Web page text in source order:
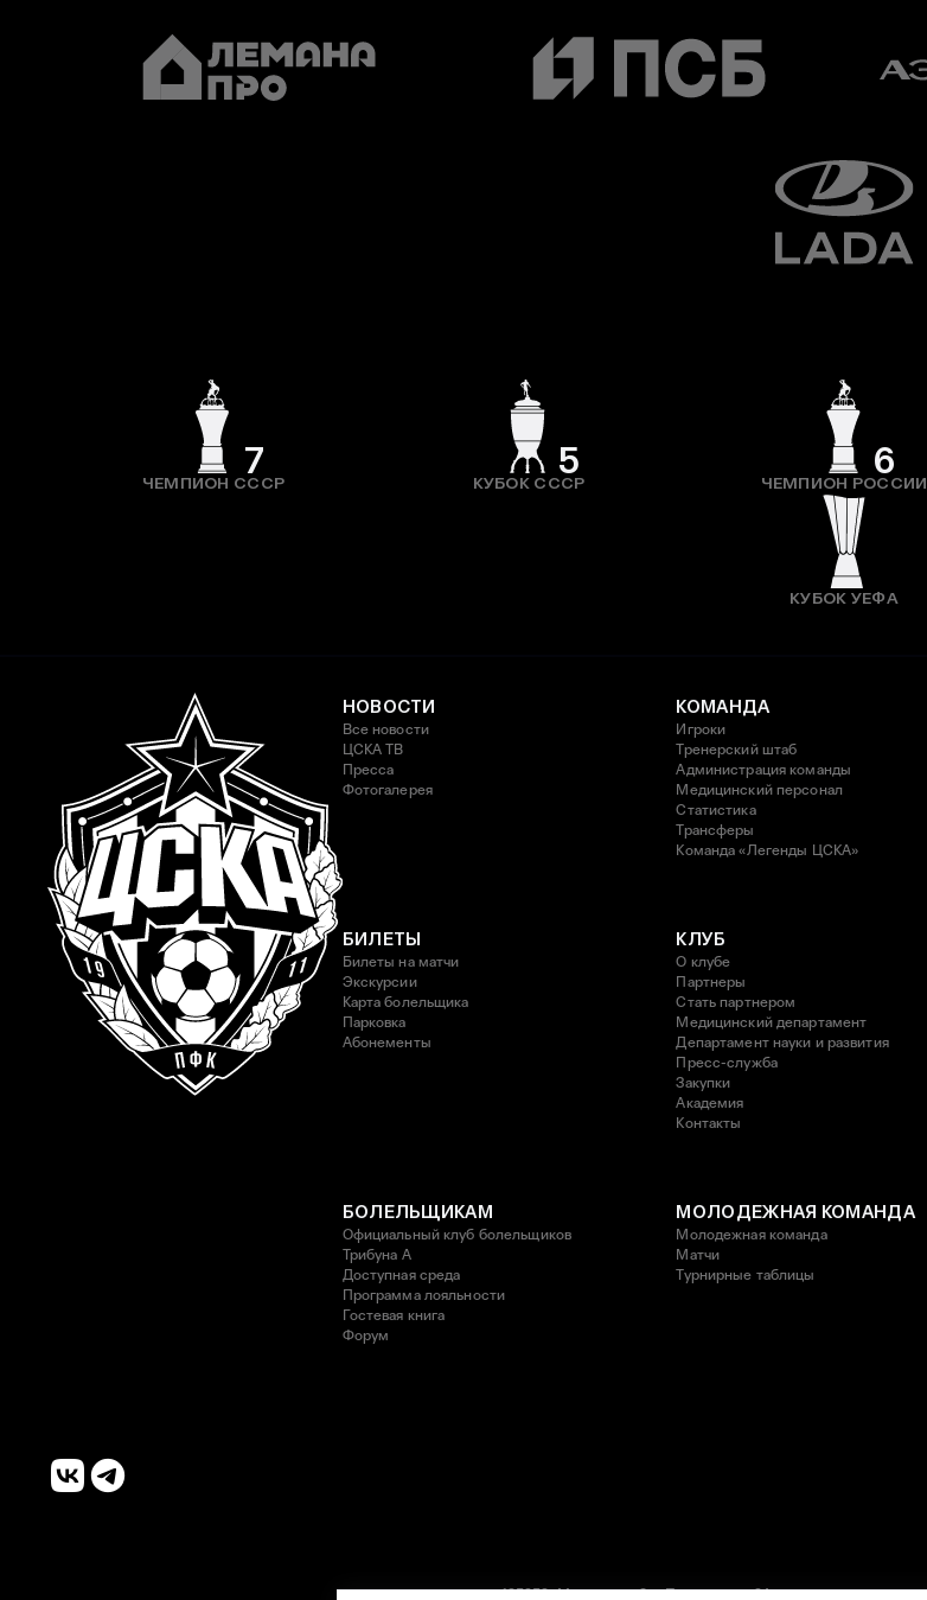
7
ЧЕМПИОН СССР
5
КУБОК СССР
6
ЧЕМПИОН РОССИИ
КУБОК УЕФА
НОВОСТИ
Все новости
ЦСКА ТВ
Пресса
Фотогалерея
КОМАНДА
Игроки
Тренерский штаб
Администрация команды
Медицинский персонал
Статистика
Трансферы
Команда «Легенды ЦСКА»
БИЛЕТЫ
Билеты на матчи
Экскурсии
Карта болельщика
Парковка
Абонементы
КЛУБ
О клубе
Партнеры
Стать партнером
Медицинский департамент
Департамент науки и развития
Пресс-служба
Закупки
Академия
Контакты
БОЛЕЛЬЩИКАМ
Официальный клуб болельщиков
Трибуна А
Доступная среда
Программа лояльности
Гостевая книга
Форум
МОЛОДЕЖНАЯ КОМАНДА
Молодежная команда
Матчи
Турнирные таблицы
125252, Москва, ул. 3-я Песчаная, д. 2А